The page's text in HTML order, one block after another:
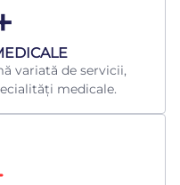
variată de servicii,
medicale.